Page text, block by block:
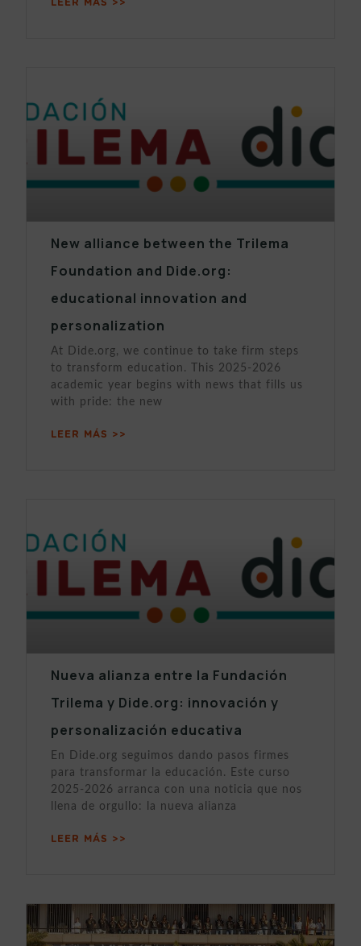
LEER MÁS >>
New alliance between the Trilema
Foundation and Dide.org:
educational innovation and
personalization
At Dide.org, we continue to take firm steps
to transform education. This 2025-2026
academic year begins with news that fills us
with pride: the new
LEER MÁS >>
Nueva alianza entre la Fundación
Trilema y Dide.org: innovación y
personalización educativa
En Dide.org seguimos dando pasos firmes
para transformar la educación. Este curso
2025-2026 arranca con una noticia que nos
llena de orgullo: la nueva alianza
LEER MÁS >>